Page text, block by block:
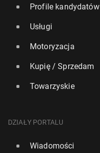
Profile kandydatów
Usługi
Motoryzacja
Kupię / Sprzedam
Towarzyskie
DZIAŁY PORTALU
Wiadomości